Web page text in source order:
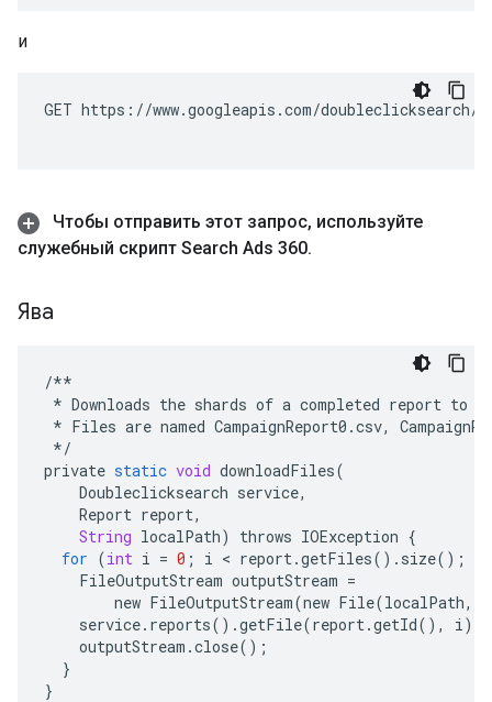
и
GET https://www.googleapis.com/doubleclicksearch/
Чтобы отправить этот запрос, используйте
служебный скрипт Search Ads 360.
Ява
/**
* Downloads the shards of a completed report to
* Files are named CampaignReport0 .csv,
*/
private static void downloadFiles(
Doubleclicksearch service,
Report report,
String localPath) throws IOException {
for (int i = 0 ; i < report.getFiles() . size();
FileOutputStream outputStream =
new FileOutputStream(new File(localPath,
service. reports() .getFile(report.getId(), i)
outputStream .close();
}
}